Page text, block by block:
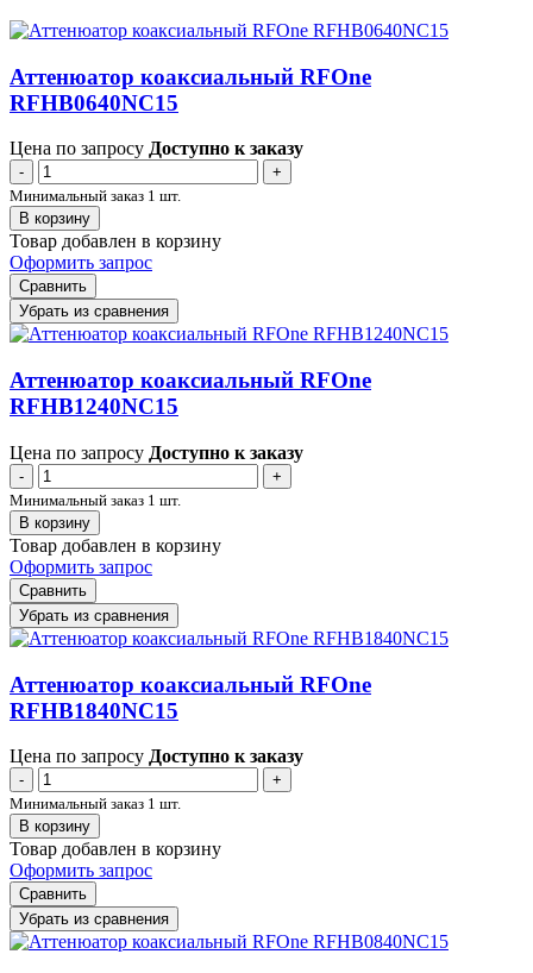
Аттенюатор коаксиальный RFOne
RFHB0640NC15
Цена по запросу Доступно к заказу
-
+
Минимальный заказ 1 шт.
В корзину
Товар добавлен в корзину
Оформить запрос
Сравнить
Убрать из сравнения
Аттенюатор коаксиальный RFOne
RFHB1240NC15
Цена по запросу Доступно к заказу
-
+
Минимальный заказ 1 шт.
В корзину
Товар добавлен в корзину
Оформить запрос
Сравнить
Убрать из сравнения
Аттенюатор коаксиальный RFOne
RFHB1840NC15
Цена по запросу Доступно к заказу
-
+
Минимальный заказ 1 шт.
В корзину
Товар добавлен в корзину
Оформить запрос
Сравнить
Убрать из сравнения